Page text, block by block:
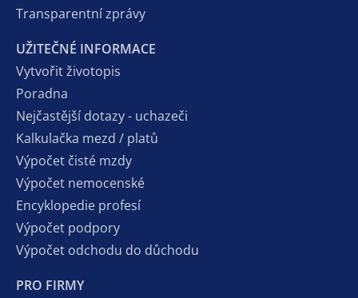
Transparentní zprávy
UŽITEČNÉ INFORMACE
Vytvořit životopis
Poradna
Nejčastější dotazy - uchazeči
Kalkulačka mezd / platů
Výpočet čisté mzdy
Výpočet nemocenské
Encyklopedie profesí
Výpočet podpory
Výpočet odchodu do důchodu
PRO FIRMY